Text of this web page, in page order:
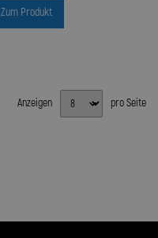
Zum Produkt
Anzeigen pro Seite